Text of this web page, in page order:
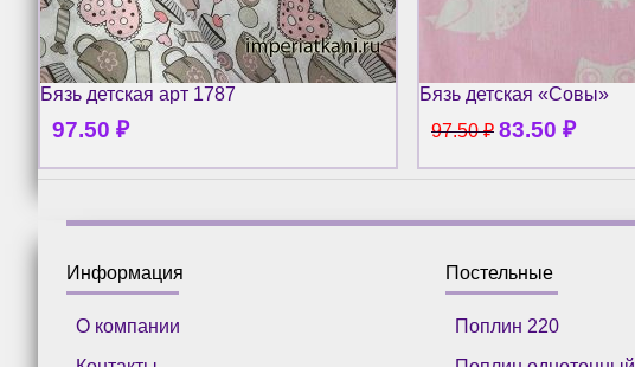
Бязь детская арт 1787
97.50 ₽
Бязь детская «Совы»
97.50₽ 83.50 ₽
Информация
О компании
Постельные
Поплин 220